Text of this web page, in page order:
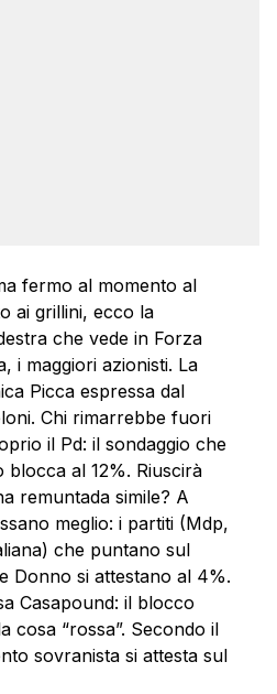
fermo al momento al
ai grillini, ecco la
che vede in Forza
i maggiori azionisti. La
Picca espressa dal
Chi rimarrebbe fuori
il Pd: il sondaggio che
blocca al 12%. Riuscirà
remuntada simile? A
meglio: i partiti (Mdp,
che puntano sul
Donno si attestano al 4%.
Casapound: il blocco
cosa “rossa”. Secondo il
sovranista si attesta sul